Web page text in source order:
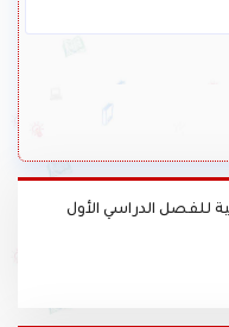
للفصل الدراسي الأول